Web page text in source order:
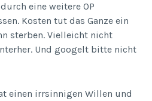
eine weitere OP
Kosten tut das Ganze ein
sterben. Vielleicht nicht
Und googelt bitte nicht
einen irrsinnigen Willen und